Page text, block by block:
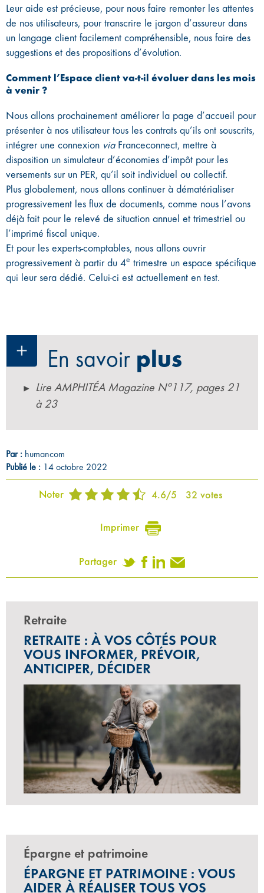
Leur aide est précieuse, pour nous faire remonter les attentes
de nos utilisateurs, pour transcrire le jargon d’assureur dans
un langage client facilement compréhensible, nous faire des
suggestions et des propositions d’évolution.
Comment l’Espace client va-t-il évoluer dans les mois
à venir ?
Nous allons prochainement améliorer la page d’accueil pour
présenter à nos utilisateur tous les contrats qu’ils ont souscrits,
intégrer une connexion viaFranceconnect, mettre à
disposition un simulateur d’économies d’impôt pour les
versements sur un PER, qu’il soit individuel ou collectif.
Plus globalement, nous allons continuer à dématérialiser
progressivement les flux de documents, comme nous l’avons
déjà fait pour le relevé de situation annuel et trimestriel ou
l’imprimé fiscal unique.
Et pour les experts-comptables, nous allons ouvrir
progressivement à partir du 4e trimestre un espace spécifique
qui leur sera dédié. Celui-ci est actuellement en test.
En savoir plus
Lire AMPHITÉA Magazine N°117, pages 21
à 23
Par : humancom
Publié le : 14 octobre 2022
Noter 4.6/5 32 votes
Imprimer
Partager
Retraite
RETRAITE : À VOS CÔTÉS POUR
VOUS INFORMER, PRÉVOIR,
ANTICIPER, DÉCIDER
Épargne et patrimoine
ÉPARGNE ET PATRIMOINE : VOUS
AIDER À RÉALISER TOUS VOS